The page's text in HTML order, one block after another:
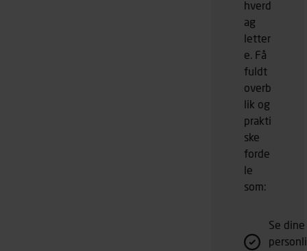
hverd
ag
letter
e. Få
fuldt
overb
lik og
prakti
ske
forde
le
som:
Se dine